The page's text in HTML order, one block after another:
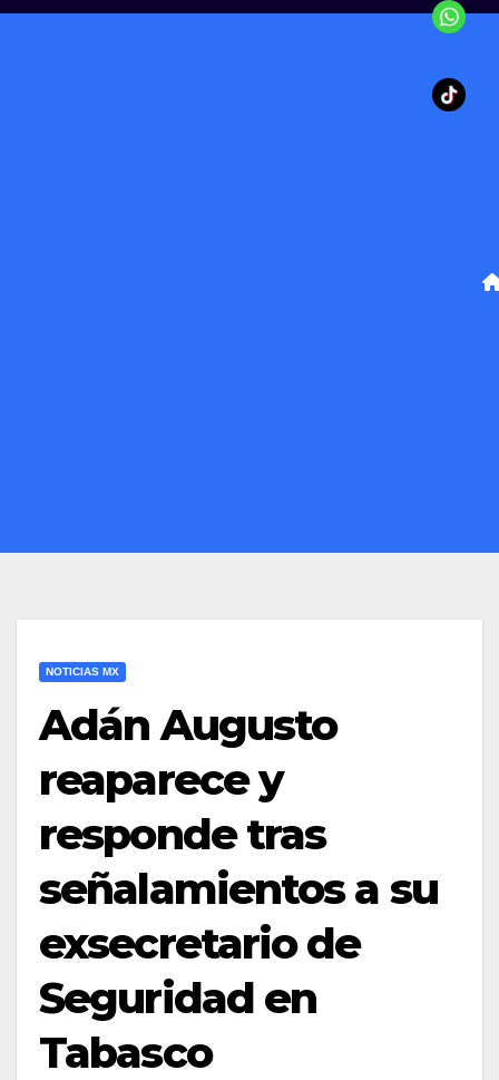
NOTICIAS MX
Adán Augusto
reaparece y
responde tras
señalamientos a su
exsecretario de
Seguridad en
Tabasco